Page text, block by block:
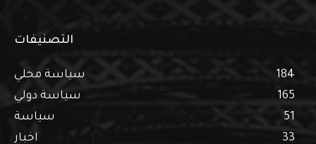
التصنيفات
سياسة محلي
184
سياسة دولي
165
سياسة
51
اخبار
33